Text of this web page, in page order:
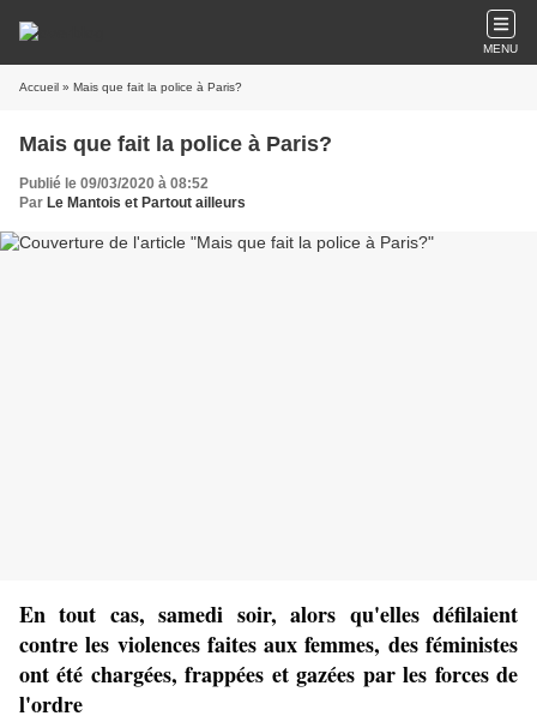
MENU
Accueil » Mais que fait la police à Paris?
Mais que fait la police à Paris?
Publié le 09/03/2020 à 08:52
Par Le Mantois et Partout ailleurs
En tout cas, samedi soir, alors qu'elles défilaient
contre les violences faites aux femmes, des féministes
ont été chargées, frappées et gazées par les forces de
l'ordre